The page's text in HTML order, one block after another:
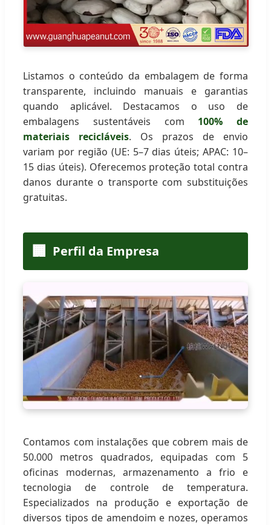
Listamos o conteúdo da embalagem de forma
transparente, incluindo manuais e garantias
quando aplicável. Destacamos o uso de
embalagens sustentáveis com 100% de
materiais recicláveis. Os prazos de envio
variam por região (UE: 5–7 dias úteis; APAC: 10–
15 dias úteis). Oferecemos proteção total contra
danos durante o transporte com substituições
gratuitas.
🏢 Perfil da Empresa
Contamos com instalações que cobrem mais de
50.000 metros quadrados, equipadas com 5
oficinas modernas, armazenamento a frio e
tecnologia de controle de temperatura.
Especializados na produção e exportação de
diversos tipos de amendoim e nozes, operamos